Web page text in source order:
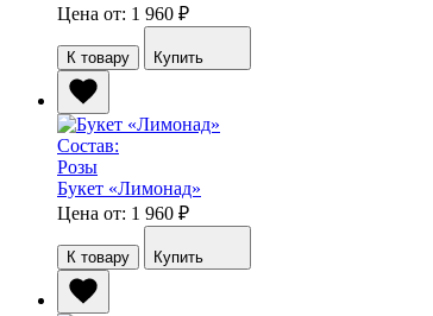
Цена от: 1 960 ₽
К товару Купить
Состав:
Розы
Букет «Лимонад»
Цена от: 1 960 ₽
К товару Купить